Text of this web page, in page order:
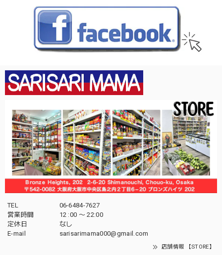
TEL
06-6484-7627
営業時間
12 :00 〜 22:00
定休日
なし
E-mail
sarisarimama000@gmail.com
店舗情報 【STORE】